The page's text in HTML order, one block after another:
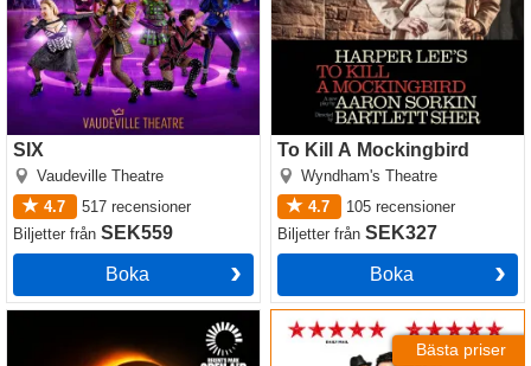
SIX
Vaudeville Theatre
4.7
517 recensioner
Biljetter från SEK559
Boka
To Kill A Mockingbird
Wyndham's Theatre
4.7
105 recensioner
BiljetterfrånSEK327
Boka
Bästa priser
The Comedy About Spies